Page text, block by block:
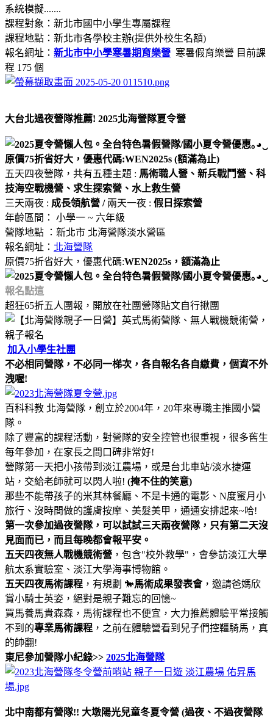
系統模擬.......
課程對象：新北市國中小學生專屬課程
課程地點：新北市各學校主辦(提供外校生名額)
報名網址： 新北市中小學寒暑期育樂營 寒暑假育樂營 目前課
程 175 個
大台北過夜營隊推薦! 2025北海營隊夏令營
原價75折省好大，優惠代碼:WEN2025s (額滿為止)
五天四夜營隊，共有五種主題 : 馬術職人營、新兵戰鬥營、科
技海空戰機營、求生探索營、水上救生營
三天兩夜 : 成長領航營 / 兩天一夜 : 假日探索營
年齡區間： 小學一 ~ 六年級
營隊地點 ：新北市 北海營隊淡水營區
報名網址： 北海營隊
原價75折省好大，優惠代碼:WEN2025s ，額滿為止
報名點這
超狂65折五人團報，開放在社團營隊貼文自行揪團
加入小學生社團
不必相同營隊，不必同一梯次，各自報名各自繳費，個資不外
洩喔!
百科科教 北海營隊，創立於2004年，20年來專職主推國小營
隊。
除了豐富的課程活動，對營隊的安全控管也很重視，很多舊生
每年參加，在家長之間口碑非常好!
營隊第一天把小孩帶到淡江農場，或是台北車站/淡水捷運
站，交給老師就可以閃人啦! (掩不住的笑意)
那些不能帶孩子的米其林餐廳、不是卡通的電影、N度蜜月小
旅行、沒時間做的護膚按摩、美髮美甲，通通安排起來~哈!
第一次參加過夜營隊，可以試試三天兩夜營隊，只有第二天沒
見面而已，而且每晚都會報平安。
五天四夜無人戰機競術營 ，包含"校外教學"，會參訪淡江大學
航太系實驗室、淡江大學海事博物館。
五天四夜馬術課程 ，有規劃 🐎馬術成果發表會，邀請爸媽欣
賞小騎士英姿，絕對是親子難忘的回憶~
買馬養馬貴森森，馬術課程也不便宜，大力推薦體驗平常接觸
不到的專業馬術課程 ，之前在體驗營看到兒子們控韁騎馬，真
的帥翻!
東尼參加營隊小紀錄>> 2025北海營隊
北中南都有營隊!! 大墩陽光兒童冬夏令營 (過夜、不過夜營隊